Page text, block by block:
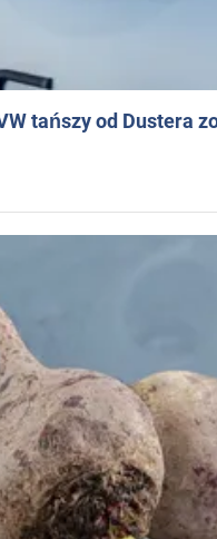
tańszy od Dustera